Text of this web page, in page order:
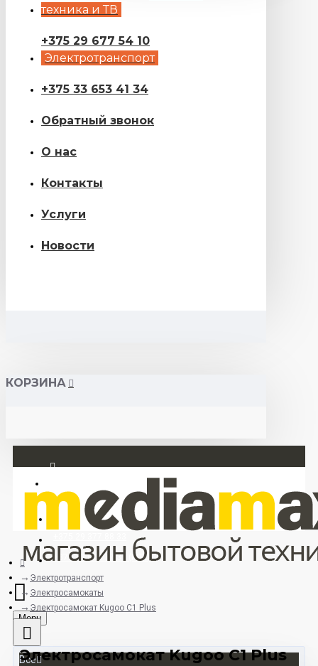
техника и ТВ
+375 29 677 54 10
Электротранспорт
+375 33 653 41 34
Обратный звонок
О нас
Контакты
Услуги
Новости
КОРЗИНА
Регистрация
+375 33 673 17 31 (МТС)
Menu
Все
Электротранспорт
Электросамокаты
Электросамокат Kugoo C1 Plus
Электросамокат Kugoo C1 Plus